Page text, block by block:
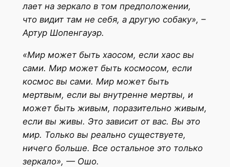
лает на зеркало в том предположении,
что видит там не себя, а другую собаку», –
Артур Шопенгауэр.
«Мир может быть хаосом, если хаос вы
сами. Мир может быть космосом, если
космос вы сами. Мир может быть
мертвым, если вы внутренне мертвы, и
может быть живым, поразительно живым,
если вы живы. Это зависит от вас. Вы это
мир. Только вы реально существуете,
ничего больше. Все остальное это только
зеркало», — Ошо.